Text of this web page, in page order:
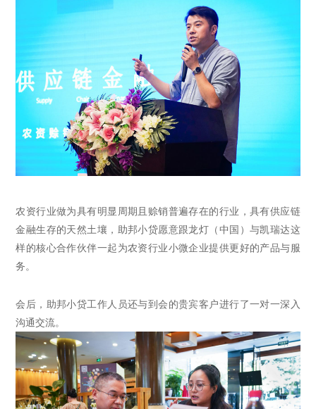
农资行业做为具有明显周期且赊销普遍存在的行业，具有供应链
金融生存的天然土壤，助邦小贷愿意跟龙灯（中国）与凯瑞达这
样的核心合作伙伴一起为农资行业小微企业提供更好的产品与服
务。
会后， 助邦小贷工作人员还与到会的贵宾客户进行了一对一深入
沟通交流。